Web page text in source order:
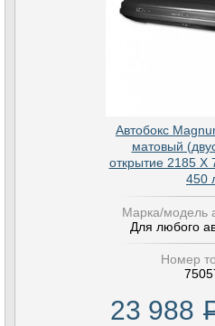
Автобокс
матовый
открытие 2185
450
Марка/модель
Для любого
Номер
23 988